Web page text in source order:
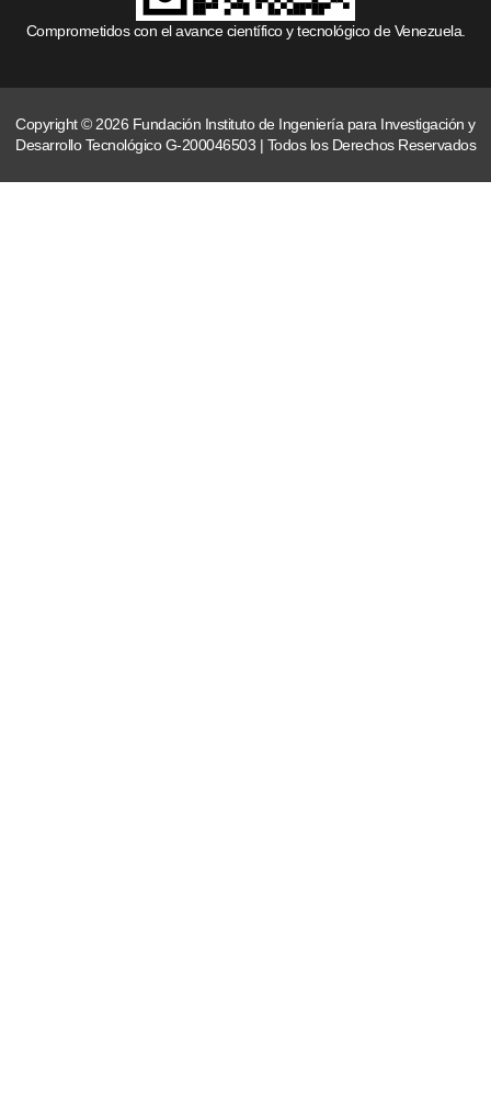
Comprometidos con el avance científico y tecnológico de Venezuela.
Copyright © 2026 Fundación Instituto de Ingeniería para Investigación y
Desarrollo Tecnológico G-200046503 | Todos los Derechos Reservados